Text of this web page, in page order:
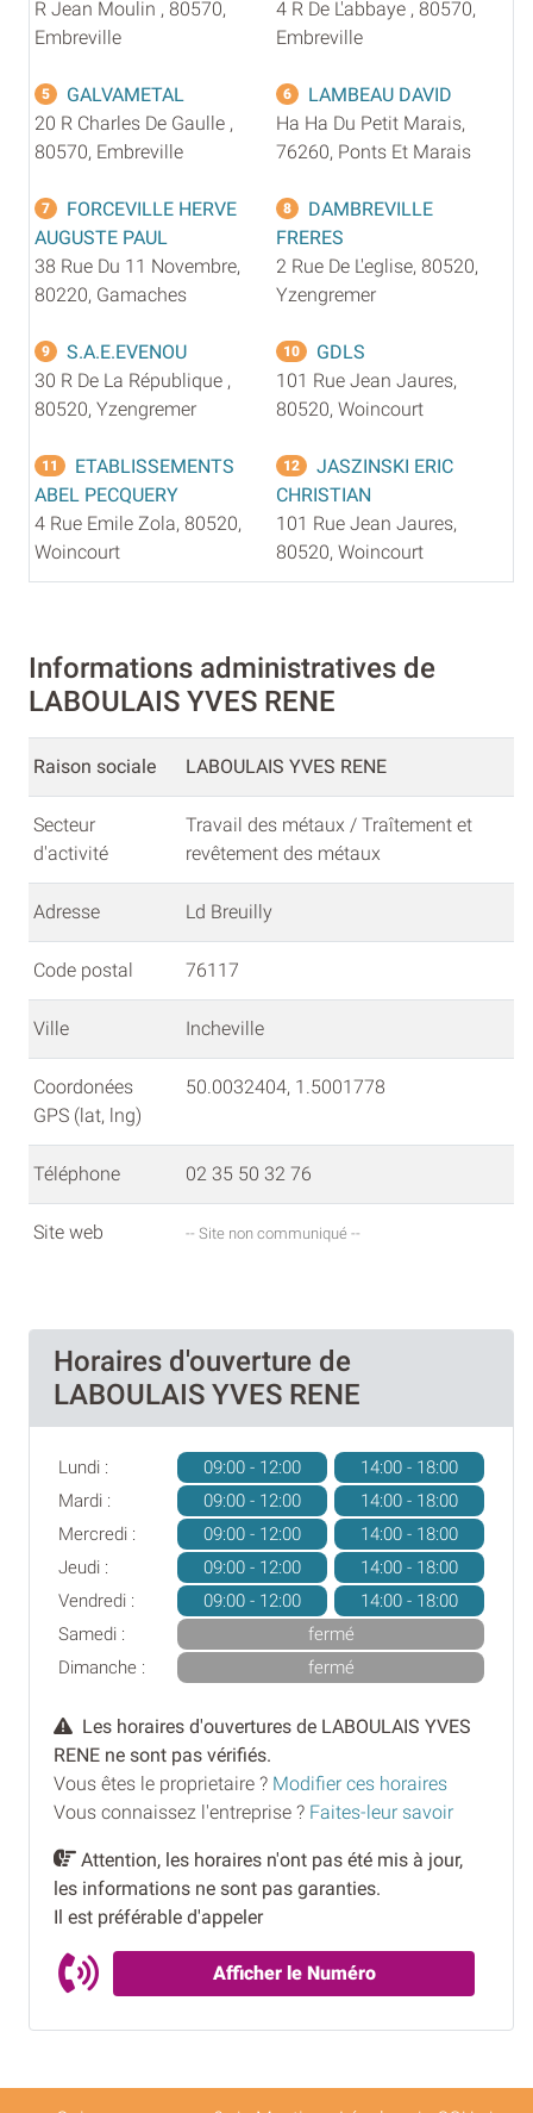
R Jean Moulin , 80570,
Embreville
4 R De L'abbaye , 80570,
Embreville
5
GALVAMETAL
20 R Charles De Gaulle ,
80570, Embreville
6
LAMBEAU DAVID
Ha Ha Du Petit Marais,
76260, Ponts Et Marais
7
FORCEVILLE HERVE
AUGUSTE PAUL
38 Rue Du 11 Novembre,
80220, Gamaches
8
DAMBREVILLE
FRERES
2 Rue De L'eglise, 80520,
Yzengremer
9
S.A.E.EVENOU
30 R De La République ,
80520, Yzengremer
10
GDLS
101 Rue Jean Jaures,
80520, Woincourt
11
ETABLISSEMENTS
ABEL PECQUERY
4 Rue Emile Zola, 80520,
Woincourt
12
JASZINSKI ERIC
CHRISTIAN
101 Rue Jean Jaures,
80520, Woincourt
Informations administratives de
LABOULAIS YVES RENE
Raison sociale LABOULAIS YVES RENE
Secteur
d'activité
Travail des métaux / Traîtement et
revêtement des métaux
Adresse Ld Breuilly
Code postal 76117
Ville Incheville
Coordonées
GPS (lat, lng)
50.0032404, 1.5001778
Téléphone 02 35 50 32 76
Site web -- Site non communiqué --
Horaires d'ouverture de
LABOULAIS YVES RENE
Lundi : 09:00 - 12:00
14:00 - 18:00
Mardi :
09:00 - 12:00
14:00 - 18:00
Mercredi :
09:00 - 12:00
14:00 - 18:00
Jeudi :
09:00 - 12:00
14:00 - 18:00
Vendredi :
09:00 - 12:00
14:00 - 18:00
Samedi :
fermé
Dimanche :
fermé
Les horaires d'ouvertures de LABOULAIS YVES
RENE ne sont pas vérifiés.
Vous êtes le proprietaire ? Modifier ces horaires
Vous connaissez l'entreprise ? Faites-leur savoir
Attention, les horaires n'ont pas été mis à jour,
les informations ne sont pas garanties.
Il est préférable d'appeler
Afficher le Numéro